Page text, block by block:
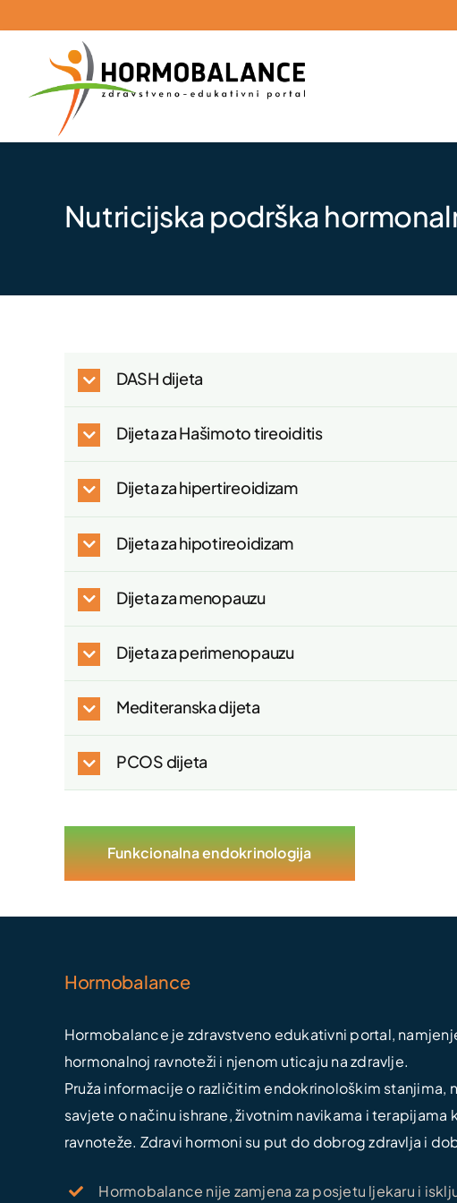
content
Nutricijska podrška
DASH dijeta
Dijeta za Hašimoto tireoiditis
Dijeta za hipertireoidizam
Dijeta za hipotireoidizam
Dijeta za menopauzu
Dijeta za perimenopauzu
Mediteranska dijeta
PCOS dijeta
Funkcionalna endokrinologija
Hormobalance
Hormobalance je zdravstveno edukativni portal,
hormonalnoj ravnoteži i njenom uticaju na zdravlje.
Pruža informacije o različitim endokrinološkim stanjima,
savjete o načinu ishrane, životnim navikama i
ravnoteže. Zdravi hormoni su put do dobrog zdravlja i
Hormobalance nije zamjena za posjetu ljekaru i